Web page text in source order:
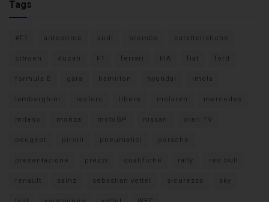
Tags
#F1 anteprima audi brembo caratteristiche
citroen ducati F1 ferrari FIA fiat ford
formula E gara hamilton hyundai imola
lamborghini leclerc libere mclaren mercedes
milano monza motoGP nissan orari TV
peugeot pirelli pneumatici porsche
presentazione prezzi qualifiche rally red bull
renault sainz sebastian vettel sicurezza sky